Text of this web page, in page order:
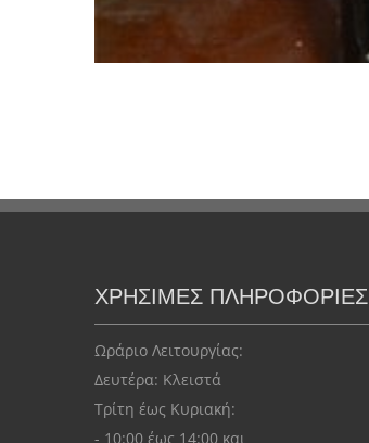
ΧΡΗΣΙΜΕΣ ΠΛΗΡΟΦΟΡΙΕΣ
Ωράριο Λειτουργίας:
Δευτέρα: Kλειστά
Τρίτη έως Κυριακή:
- 10:00 έως 14:00 και